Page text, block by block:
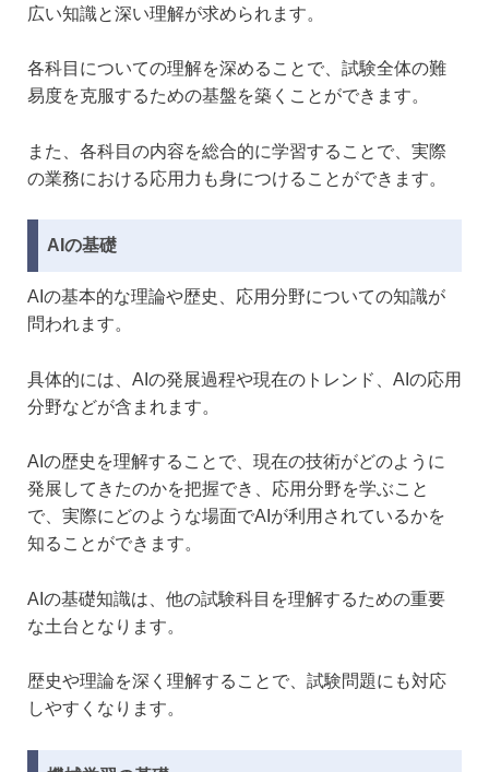
広い知識と深い理解が求められます。
各科目についての理解を深めることで、試験全体の難
易度を克服するための基盤を築くことができます。
また、各科目の内容を総合的に学習することで、実際
の業務における応用力も身につけることができます。
AIの基礎
AIの基本的な理論や歴史、応用分野についての知識が
問われます。
具体的には、AIの発展過程や現在のトレンド、AIの応用
分野などが含まれます。
AIの歴史を理解することで、現在の技術がどのように
発展してきたのかを把握でき、応用分野を学ぶこと
で、実際にどのような場面でAIが利用されているかを
知ることができます。
AIの基礎知識は、他の試験科目を理解するための重要
な土台となります。
歴史や理論を深く理解することで、試験問題にも対応
しやすくなります。